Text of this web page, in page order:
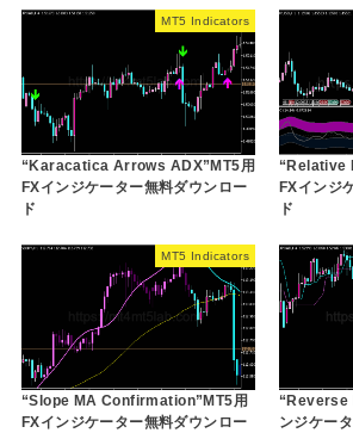
MT5 Indicators
“Karacatica Arrows ADX”MT5用
FXインジケーター無料ダウンロー
ド
“Relative
FXインジ
ド
MT5 Indicators
“Slope MA Confirmation”MT5用
FXインジケーター無料ダウンロー
“Reverse
ンジケー